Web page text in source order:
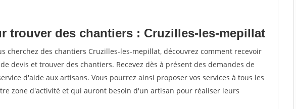
trouver des chantiers : Cruzilles-les-mepillat
cherchez des chantiers Cruzilles-les-mepillat, découvrez comment recevoir
devis et trouver des chantiers. Recevez dès à présent des demandes de
d'aide aux artisans. Vous pourrez ainsi proposer vos services à tous les
zone d'activité et qui auront besoin d'un artisan pour réaliser leurs